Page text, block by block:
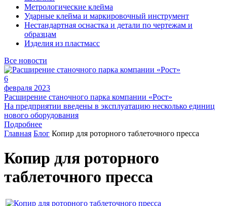
Метрологические клейма
Ударные клейма и маркировочный инструмент
Нестандартная оснастка и детали по чертежам и
образцам
Изделия из пластмасс
Все новости
6
февраля 2023
Расширение станочного парка компании «Рост»
На предприятии введены в эксплуатацию несколько единиц
нового оборудования
Подробнее
Главная Блог Копир для роторного таблеточного пресса
Копир для роторного
таблеточного пресса